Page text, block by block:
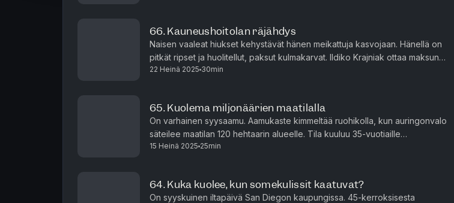
66. Kauneushoitolan räjähdys
Naisen vaaleat hiukset kehystävät hänen meikattuja kasvojaan. Hänellä on
pitkät ripset ja huolitellut, paksut kulmakarvat. Ildiko Krajniak ottaa maksun
asiakkaaltaan ja toivottaa kaksi muuta asiakasta...
22 Heinä 2025 30min
65. Kuolema miljonäärien maatilalla
On varhainen syysaamu. Aamukaste kimmeltää ruohikolla, kun auringonvalo
säteilee maatilan 120 hehtaarin alueelle. Tila kuuluu 35-vuotiaille
kaksoissiskoksille, Susan ja Diana Cummingsille, kuuluisan k...
15 Heinä 2025 25min
64. Kuka kuolee, kun somekulissit kaatuvat?
On syyskuinen iltapäivä San Diegon kaupungissa. 45-kerroksisesta